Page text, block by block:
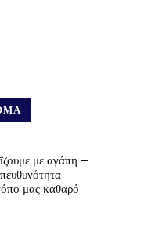
με αγάπη –
–
μας καθαρό